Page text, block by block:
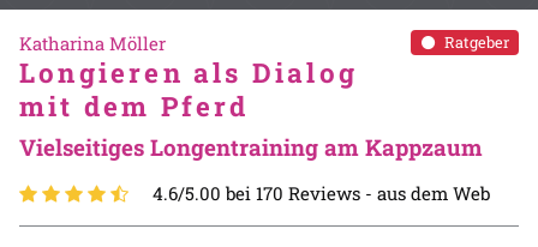
Ratgeber
Katharina Möller
Longieren als Dialog
mit dem Pferd
Vielseitiges Longentraining am Kappzaum
4.6/5.00 bei 170 Reviews - aus dem Web